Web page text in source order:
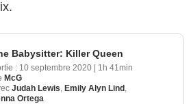
Babysitter: Killer Queen
: 10 septembre 2020 | 1h 41min
McG
Judah Lewis Emily Alyn Lind
Ortega